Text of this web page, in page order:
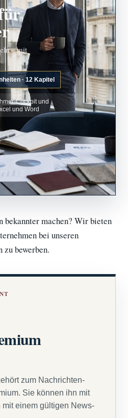
– mit
· 12 Kapitel
Cockpit und
und Word
bekannter machen? Wir bieten
bei unseren
zu bewerben.
zum Nachrichten-
Sie können ihn mit
einem gültigen News-